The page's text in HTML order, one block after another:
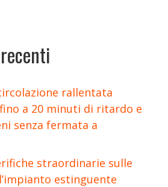
rallentata
a 20 minuti di ritardo e
senza fermata a
straordinarie sulle
estinguente